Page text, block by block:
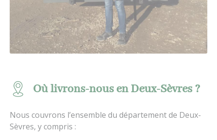
Où livrons-nous en Deux-Sèvres ?
Nous couvrons l’ensemble du département de Deux-
Sèvres, y compris :